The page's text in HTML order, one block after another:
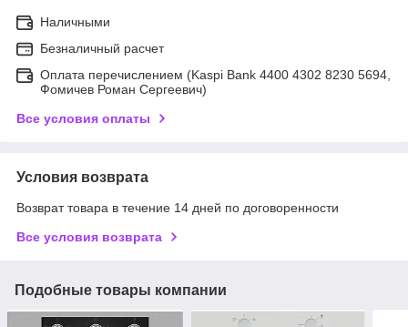
Наличными
Безналичный расчет
Оплата перечислением (Kaspi Bank 4400 4302 8230 5694,
Фомичев Роман Сергеевич)
Все условия оплаты
Условия возврата
Возврат товара в течение 14 дней по договоренности
Все условия возврата
Подобные товары компании